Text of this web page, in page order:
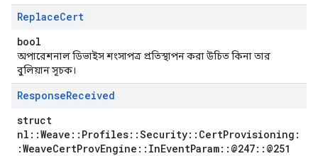
ReplaceCert
bool
অপারেশনাল ডিভাইস শংসাপত্র প্রতিস্থাপন করা উচিত কিনা তার
বুলিয়ান সূচক।
ResponseReceived
struct
nl::Weave::Profiles::Security::CertProvisioning:
:WeaveCertProvEngine::InEventParam::@247::@251